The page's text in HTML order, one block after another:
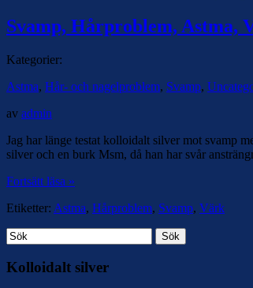
Svamp, Hårproblem, Astma,
Kategorier:
Astma, Hår- och nagelproblem, Svamp,
av admin
Jag har länge testat kolloidalt silver mot svamp
silver och en burk Msm, då han har svår
Fortsätt läsa »
Etiketter: Astma, Hårproblem, Svamp, Värk
Sök
Kolloidalt silver